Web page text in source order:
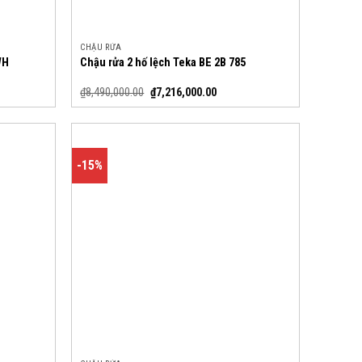
CHẬU RỬA
Chậu rửa 2 hố lệch Teka BE 2B 785
₫8,490,000.00 ₫7,216,000.00
-15%